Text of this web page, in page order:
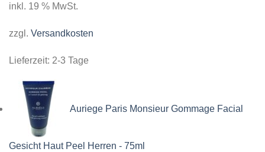
inkl. 19 % MwSt.
zzgl. Versandkosten
Lieferzeit: 2-3 Tage
Auriege Paris Monsieur Gommage Facial
Gesicht Haut Peel Herren - 75ml